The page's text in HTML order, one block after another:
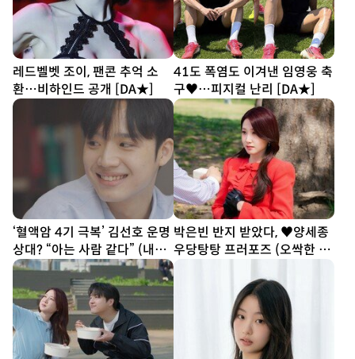
레드벨벳 조이, 팬콘 추억 소
환…비하인드 공개 [DA★]
41도 폭염도 이겨낸 임영웅 축
구♥…피지컬 난리 [DA★]
‘혈액암 4기 극복’ 김선호 운명
상대? “아는 사람 같다” (내남
은연애)
박은빈 반지 받았다, ♥양세종
우당탕탕 프러포즈 (오싹한 연